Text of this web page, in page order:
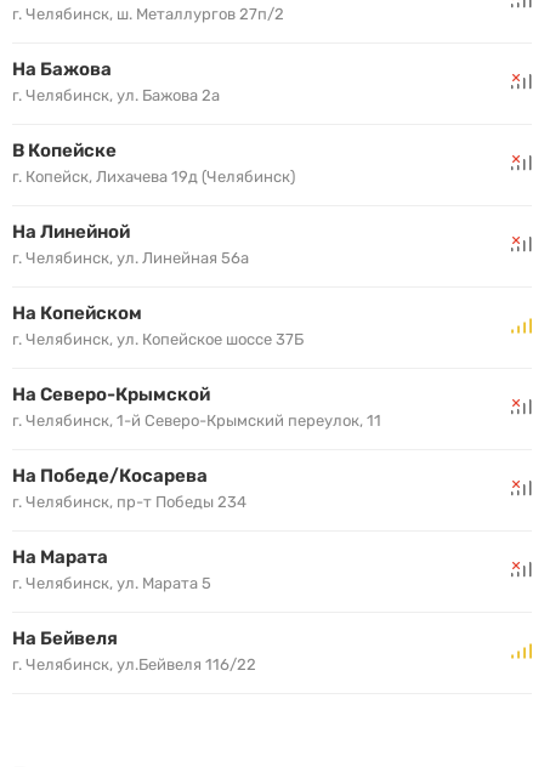
г. Челябинск, ш. Металлургов 27п/2
На Бажова
г. Челябинск, ул. Бажова 2а
В Копейске
г. Копейск, Лихачева 19д (Челябинск)
На Линейной
г. Челябинск, ул. Линейная 56а
На Копейском
г. Челябинск, ул. Копейское шоссе 37Б
На Северо-Крымской
г. Челябинск, 1-й Северо-Крымский переулок, 11
На Победе/Косарева
г. Челябинск, пр-т Победы 234
На Марата
г. Челябинск, ул. Марата 5
На Бейвеля
г. Челябинск, ул.Бейвеля 116/22